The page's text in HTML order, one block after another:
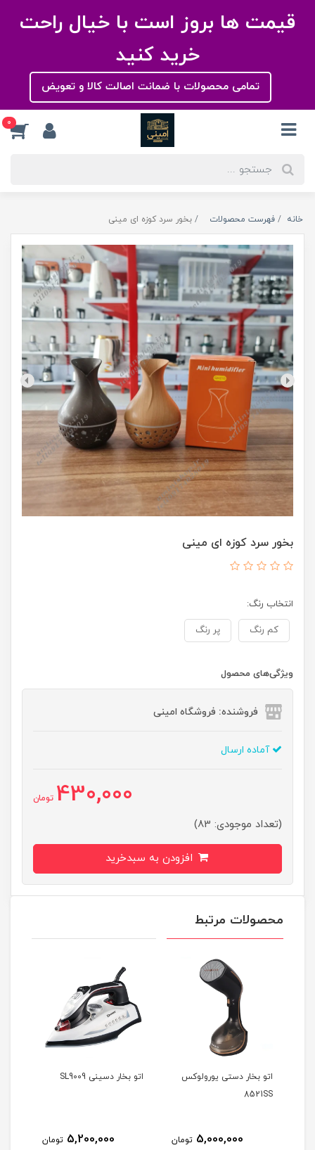
قیمت ها بروز است با خیال راحت
خرید کنید
تمامی محصولات با ضمانت اصالت کالا و تعویض
0
خانه فهرست محصولات بخور سرد کوزه ای مینی
بخور سرد کوزه ای مینی
انتخاب رنگ:
کم رنگ پر رنگ
ویژگی‌های محصول
فروشنده: فروشگاه امینی
آماده ارسال
430,000 تومان
(تعداد موجودی: 83)
محصولات مرتبط
اتو بخار دسینی SL9009
5,200,000
بخور سرد ماتسو MA-3344
3,500,000